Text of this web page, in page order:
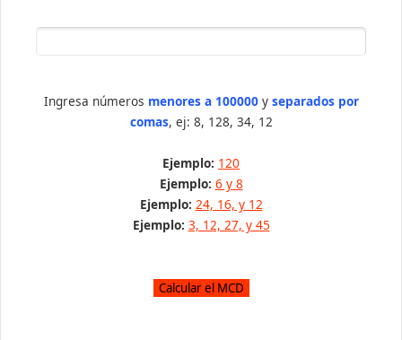
Ingresa números menores a 100000y separados por
comas, ej: 8, 128, 34, 12
Ejemplo: 120
Ejemplo: 6 y 8
Ejemplo: 24, 16, y 12
Ejemplo: 3, 12, 27, y 45